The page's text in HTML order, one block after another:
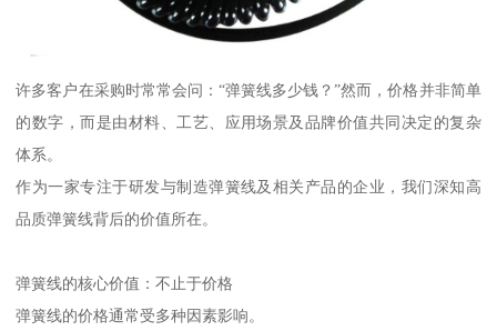
许多客户在采购时常常会问：“弹簧线多少钱？”然而，价格并非简单
的数字，而是由材料、工艺、应用场景及品牌价值共同决定的复杂
体系。
作为一家专注于研发与制造弹簧线及相关产品的企业，我们深知高
品质弹簧线背后的价值所在。
弹簧线的核心价值：不止于价格
弹簧线的价格通常受多种因素影响。